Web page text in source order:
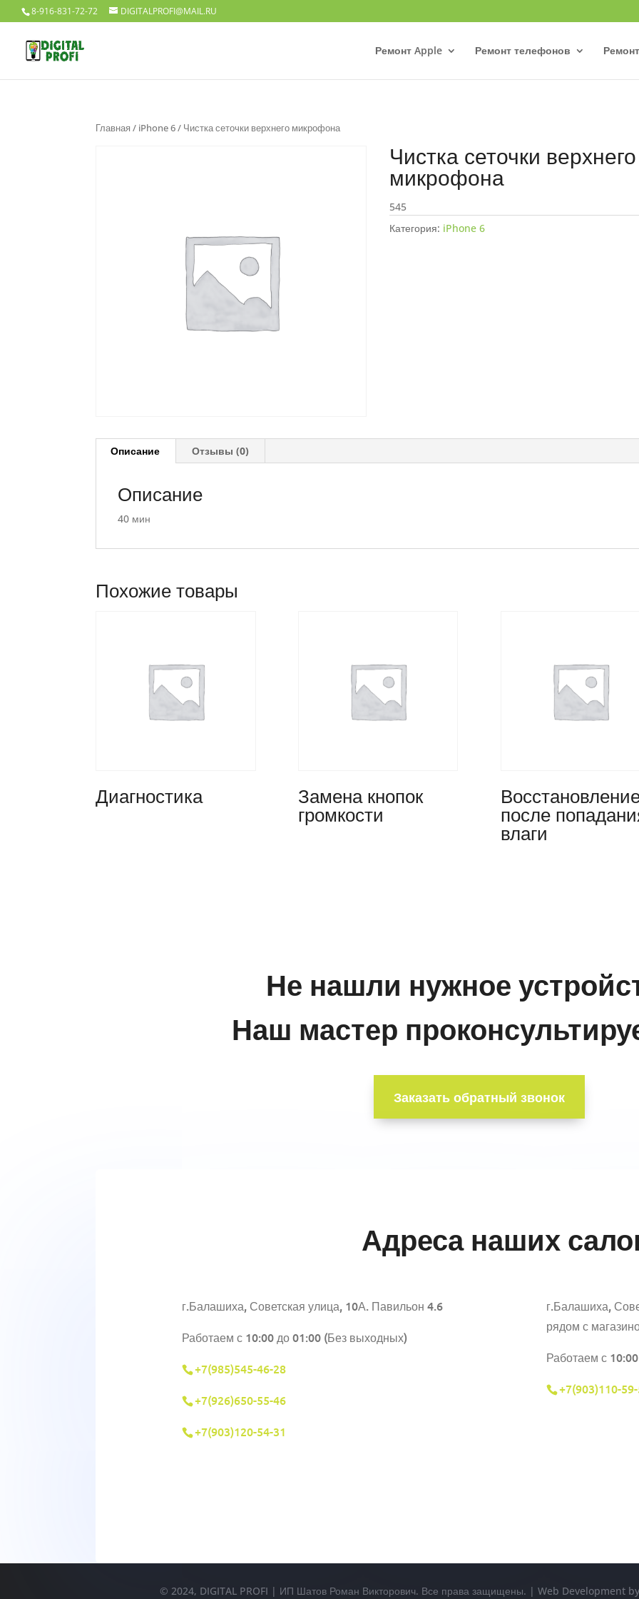
8-916-831-72-72 DIGITALPROFI@MAIL.RU
Ремонт Apple Ремонт телефонов
Главная / iPhone 6/ Чистка сеточки верхнего микрофона
Чистка сеточки верхнего
микрофона
545
Категория: iPhone 6
Описание Отзывы (0)
Описание
40 мин
Похожие товары
Диагностика Замена кнопок
громкости после
влаги
Не нашли нужное
Наш мастер
Заказать обратный звонок
Адреса наших
г.Балашиха, Советская улица, 10А. Павильон 4.6
Работаем с 10:00 до 01:00 (Без выходных)
+7(985)545-46-28
+7(926)650-55-46
+7(903)120-54-31
г.Балашиха,
рядом с
Работаем с
+7(903)110-
© 2024, DIGITAL PROFI | ИП Шатов Роман Викторович. Все права защищены. | Web Development